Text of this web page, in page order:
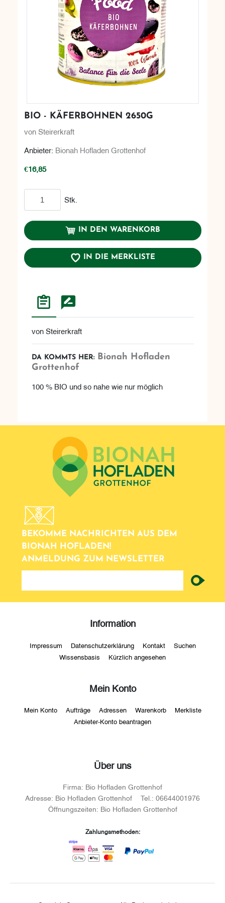
BIO - KÄFERBOHNEN 2650G
von Steirerkraft
Anbieter: Bionah Hofladen Grottenhof
€16,85
Stk.
IN DEN WARENKORB
IN DIE MERKLISTE
von Steirerkraft
DA KOMMTS HER: Bionah Hofladen
Grottenhof
100 % BIO und so nahe wie nur möglich
BEKOMME NACHRICHTEN AUS DEM
BIONAH HOFLADEN!
ANMELDUNG ZUM NEWSLETTER
newsletter
Information
Impressum Datenschutzerklärung Kontakt Suchen
Wissensbasis Kürzlich angesehen
Mein Konto
Mein Konto Aufträge Adressen Warenkorb Merkliste
Anbieter-Konto beantragen
Über uns
Firma: Bio Hofladen Grottenhof
Adresse: Bio Hofladen Grottenhof Tel.: 06644001976
Öffnungszeiten: Bio Hofladen Grottenhof
Zahlungsmethoden: